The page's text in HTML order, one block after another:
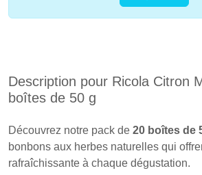
Description pour Ricola Citron
boîtes de 50 g
Découvrez notre pack de 20 boîtes de
bonbons aux herbes naturelles qui
rafraîchissante à chaque dégustation.